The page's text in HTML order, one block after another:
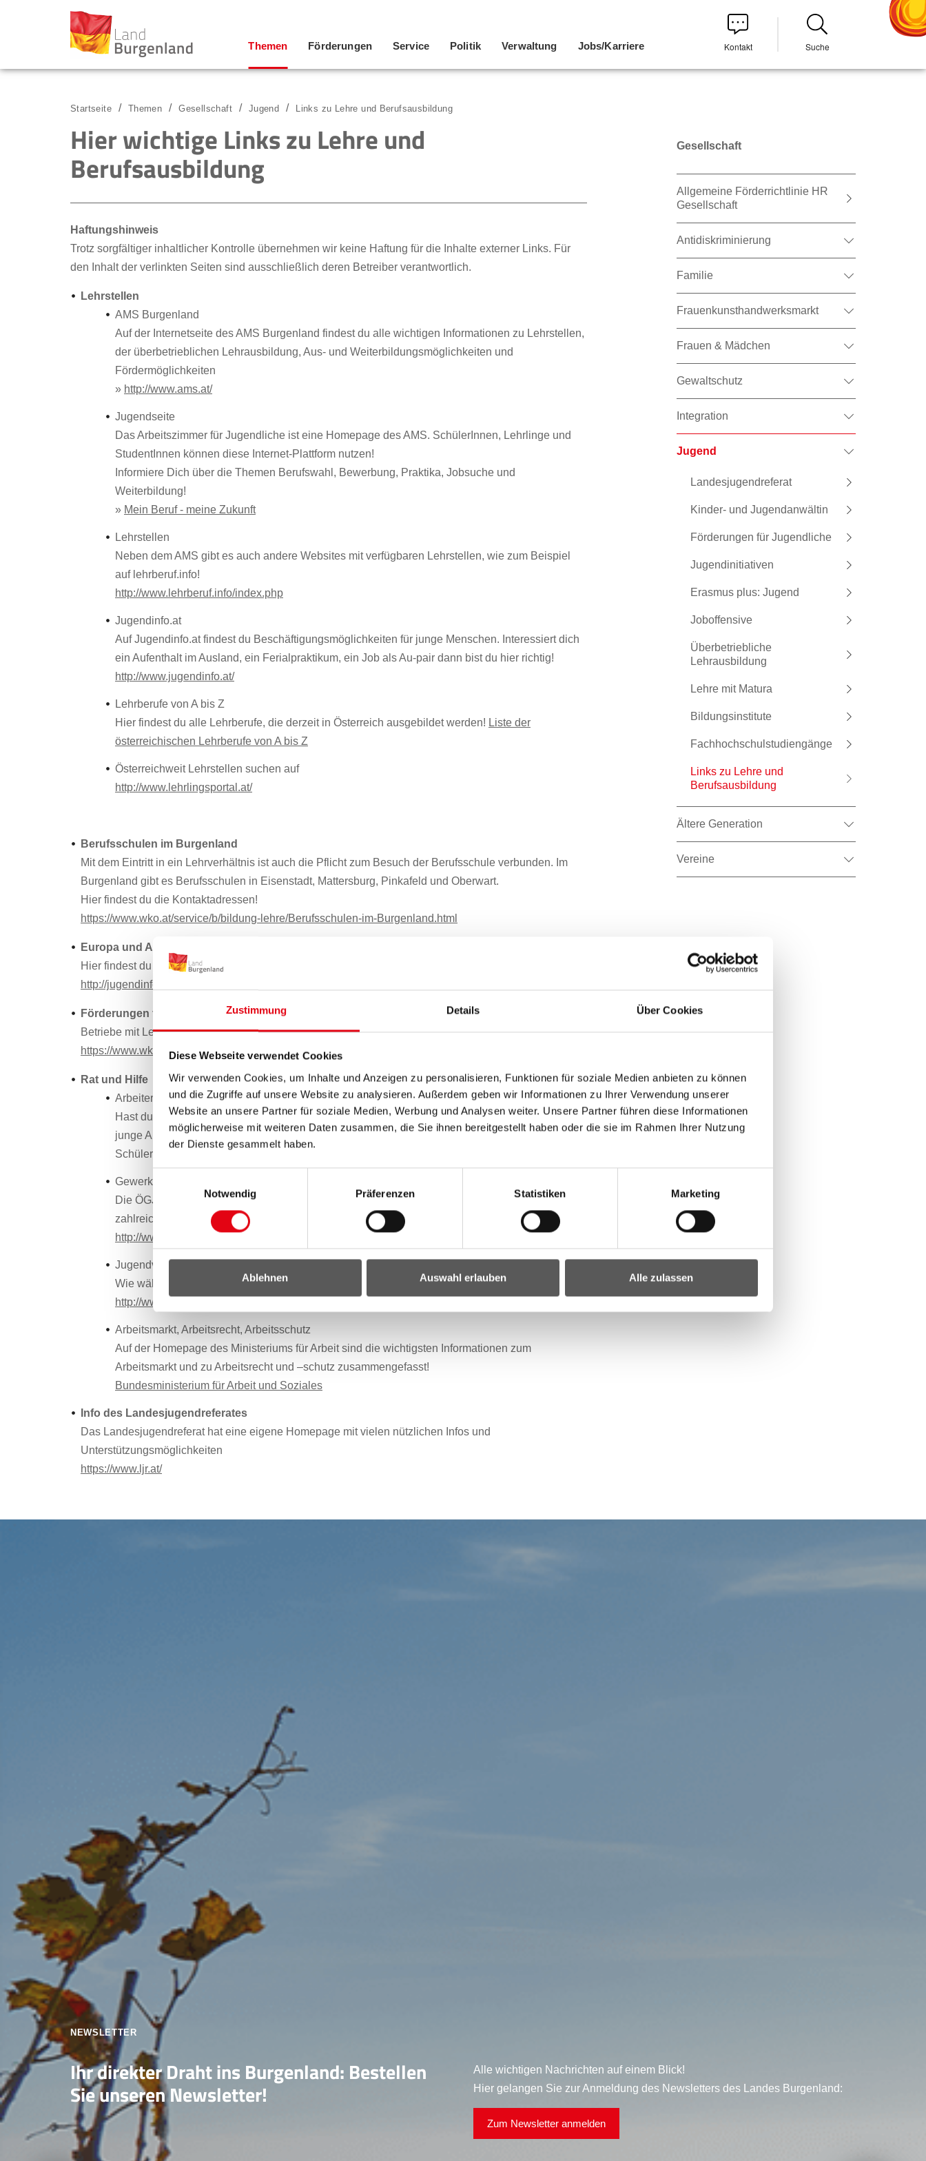
Zustimmung Details Über Cookies
Diese Webseite verwendet Cookies
Wir verwenden Cookies, um Inhalte und Anzeigen zu personalisieren, Funktionen für soziale Medien anbieten zu können
und die Zugriffe auf unsere Website zu analysieren. Außerdem geben wir Informationen zu Ihrer Verwendung unserer
Website an unsere Partner für soziale Medien, Werbung und Analysen weiter. Unsere Partner führen diese Informationen
möglicherweise mit weiteren Daten zusammen, die Sie ihnen bereitgestellt haben oder die sie im Rahmen Ihrer Nutzung
der Dienste gesammelt haben.
Einwilligungsauswahl
Notwendig
Präferenzen Statistiken Marketing
Ablehnen Auswahl erlauben Alle zulassen
Zum Inhalt
Zum Menü
Zur Suche
Themen Förderungen Service Politik Verwaltung Jobs/Karriere Kontakt Suche
Startseite Themen Gesellschaft Jugend Links zu Lehre und Berufsausbildung
Hier wichtige Links zu Lehre und
Berufsausbildung
Haftungshinweis
Trotz sorgfältiger inhaltlicher Kontrolle übernehmen wir keine Haftung für die Inhalte externer Links. Für
den Inhalt der verlinkten Seiten sind ausschließlich deren Betreiber verantwortlich.
Lehrstellen
AMS Burgenland
Auf der Internetseite des AMS Burgenland findest du alle wichtigen Informationen zu Lehrstellen,
der überbetrieblichen Lehrausbildung, Aus- und Weiterbildungsmöglichkeiten und
Fördermöglichkeiten
» http://www.ams.at/
Jugendseite
Das Arbeitszimmer für Jugendliche ist eine Homepage des AMS. SchülerInnen, Lehrlinge und
StudentInnen können diese Internet-Plattform nutzen!
Informiere Dich über die Themen Berufswahl, Bewerbung, Praktika, Jobsuche und
Weiterbildung!
» Mein Beruf - meine Zukunft
Lehrstellen
Neben dem AMS gibt es auch andere Websites mit verfügbaren Lehrstellen, wie zum Beispiel
auf lehrberuf.info!
http://www.lehrberuf.info/index.php
Jugendinfo.at
Auf Jugendinfo.at findest du Beschäftigungsmöglichkeiten für junge Menschen. Interessiert dich
ein Aufenthalt im Ausland, ein Ferialpraktikum, ein Job als Au-pair dann bist du hier richtig!
http://www.jugendinfo.at/
Lehrberufe von A bis Z
Hier findest du alle Lehrberufe, die derzeit in Österreich ausgebildet werden! Liste der
österreichischen Lehrberufe von A bis Z
Österreichweit Lehrstellen suchen auf
http://www.lehrlingsportal.at/
Berufsschulen im Burgenland
Mit dem Eintritt in ein Lehrverhältnis ist auch die Pflicht zum Besuch der Berufsschule verbunden. Im
Burgenland gibt es Berufsschulen in Eisenstadt, Mattersburg, Pinkafeld und Oberwart.
Hier findest du die Kontaktadressen!
https://www.wko.at/service/b/bildung-lehre/Berufsschulen-im-Burgenland.html
Europa und Austauschprogramme
Hier findest du die wichtigsten Infos zu Austauschprogrammen der Europäischen Union
http://jugendinfo.at/
Förderungen für Unternehmen
Betriebe mit Lehrlingen können auch Förderungen erhalten!
https://www.wko.at/service/bildung-lehre/foerderungen-lehre.html
Rat und Hilfe
Arbeiterkammer
Hast du Probleme als Lehrling, kannst du dich an die Arbeiterkammer wenden! Das Referat für
junge ArbeitnehmerInnen kümmert sich um die Anliegen von Lehrlingen, Studentinnen und
Schülerinnen!
https://bgld.arbeiterkammer.at/index.html
Gewerkschaftsjugend
Die ÖGJ im Burgenland hat zahlreiche Tipps für Lehrlinge parat. Auf der ÖGJ-Site gibt es
zahlreiche hilfreiche Downloads und weiterführende Links!
http://www.oegj.at/servlet/ContentServer?pagename=S01/Page/Index&n=S01_9.3
Jugendvertrauensrat
Wie wählt man einen Jugendvertrauensrat in seinem Betrieb? Hier sind alle Infos!
http://www.oegj.at/servlet/ContentServer?pagename=S01/Page/Index&n=S01_6
Arbeitsmarkt, Arbeitsrecht, Arbeitsschutz
Auf der Homepage des Ministeriums für Arbeit sind die wichtigsten Informationen zum
Arbeitsmarkt und zu Arbeitsrecht und –schutz zusammengefasst!
Bundesministerium für Arbeit und Soziales
Info des Landesjugendreferates
Das Landesjugendreferat hat eine eigene Homepage mit vielen nützlichen Infos und
Unterstützungsmöglichkeiten
https://www.ljr.at/
Gesellschaft
Allgemeine Förderrichtlinie HR
Gesellschaft
Antidiskriminierung
Familie
Frauenkunsthandwerksmarkt
Frauen & Mädchen
Gewaltschutz
Integration
Jugend
Landesjugendreferat
Kinder- und Jugendanwältin
Förderungen für Jugendliche
Jugendinitiativen
Erasmus plus: Jugend
Joboffensive
Überbetriebliche
Lehrausbildung
Lehre mit Matura
Bildungsinstitute
Fachhochschulstudiengänge
Links zu Lehre und
Berufsausbildung
Ältere Generation
Vereine
NEWSLETTER
Ihr direkter Draht ins Burgenland: Bestellen
Sie unseren Newsletter!
Alle wichtigen Nachrichten auf einem Blick!
Hier gelangen Sie zur Anmeldung des Newsletters des Landes Burgenland:
Zum Newsletter anmelden